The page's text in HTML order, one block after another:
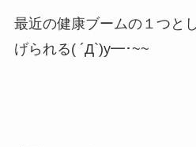
最近の健康ブームの１つと
げられる( ´Д`)y━･~~